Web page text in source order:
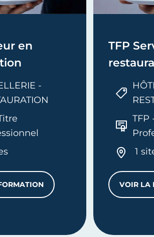
CAFÉ-RESTAURANT
en
-
TP SERVEUR EN RESTAURATION
TFP
TFP
1
VOIR LA